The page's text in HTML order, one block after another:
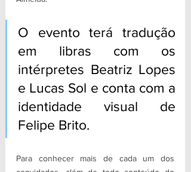
O evento terá tradução
em libras com os
intérpretes Beatriz Lopes
e Lucas Sol e conta com a
identidade visual de
Felipe Brito.
Para conhecer mais de cada um dos